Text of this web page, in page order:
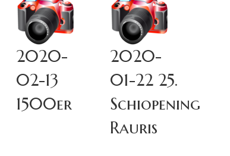
2020-
02-13
1500er
2020-
01-22 25.
Schiopening
Rauris